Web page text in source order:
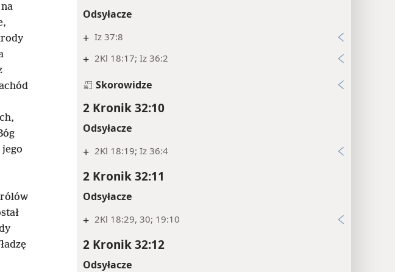
Odsyłacze
+ Iz 37:8
+ 2Kl 18:17; Iz 36:2
Skorowidze
2 Kronik 32:10
Odsyłacze
+ 2Kl 18:19; Iz 36:4
2 Kronik 32:11
Odsyłacze
+ 2Kl 18:29, 30; 19:10
2 Kronik 32:12
Odsyłacze